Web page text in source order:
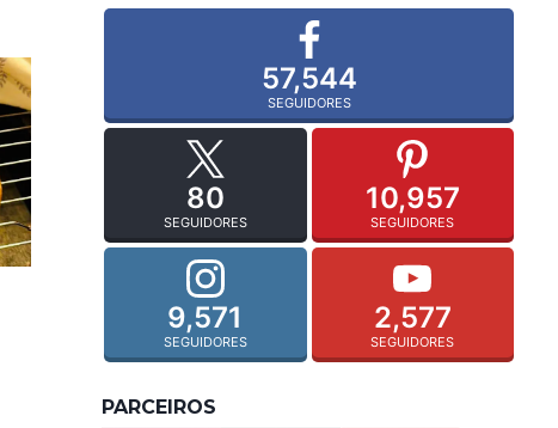
57,544
SEGUIDORES
80
SEGUIDORES
10,957
SEGUIDORES
9,571
SEGUIDORES
2,577
SEGUIDORES
PARCEIROS